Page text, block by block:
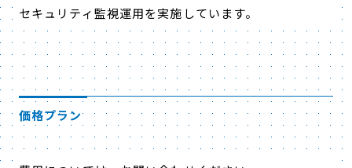
セキュリティ監視運用を実施しています。
価格プラン